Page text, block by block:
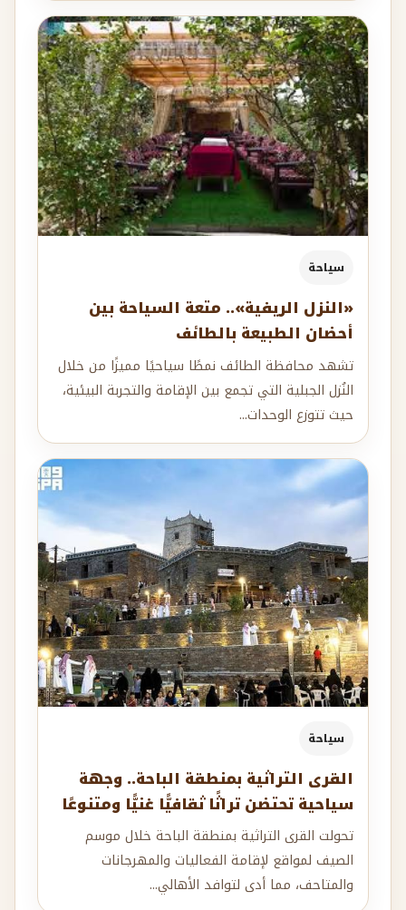
سياحة
«النزل الريفية».. متعة السياحة بين
أحضان الطبيعة بالطائف
تشهد محافظة الطائف نمطًا سياحيًا مميزًا من خلال
النُزل الجبلية التي تجمع بين الإقامة والتجربة البيئية،
حيث تتوزع الوحدات...
سياحة
القرى التراثية بمنطقة الباحة.. وجهة
سياحية تحتضن تراثًا ثقافيًّا غنيًّا ومتنوعًا
تحولت القرى التراثية بمنطقة الباحة خلال موسم
الصيف لمواقع لإقامة الفعاليات والمهرجانات
والمتاحف، مما أدى لتوافد الأهالي...